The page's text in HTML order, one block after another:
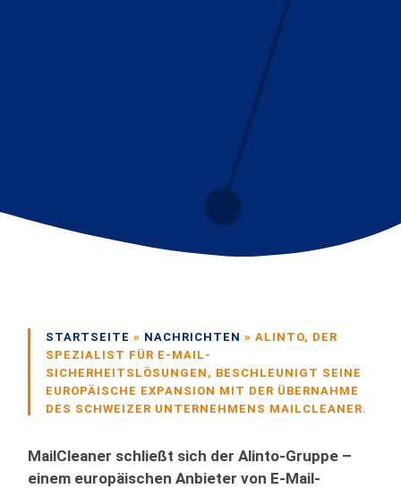
STARTSEITE » NACHRICHTEN »ALINTO, DER
SPEZIALIST FÜR E-MAIL-
SICHERHEITSLÖSUNGEN, BESCHLEUNIGT SEINE
EUROPÄISCHE EXPANSION MIT DER ÜBERNAHME
DES SCHWEIZER UNTERNEHMENS MAILCLEANER.
MailCleaner schließt sich der Alinto-Gruppe –
einem europäischen Anbieter von E-Mail-